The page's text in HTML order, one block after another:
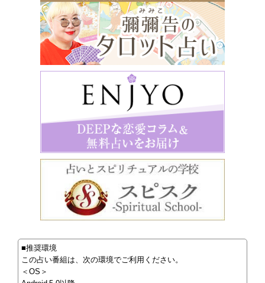
■推奨環境
この占い番組は、次の環境でご利用ください。
＜OS＞